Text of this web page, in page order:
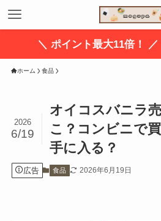
＼ ポイント最大11倍！ ／
ホーム 食品
オイコスバニラ
こ？コンビニで
手に入る？
2026
6/19
広告 食品 2026年6月19日